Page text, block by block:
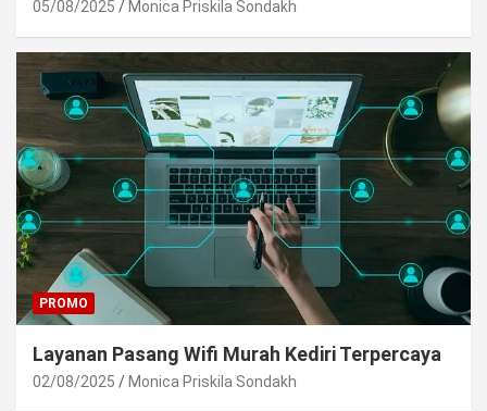
05/08/2025 Monica Priskila Sondakh
PROMO
Layanan Pasang Wifi Murah Kediri Terpercaya
02/08/2025 Monica Priskila Sondakh